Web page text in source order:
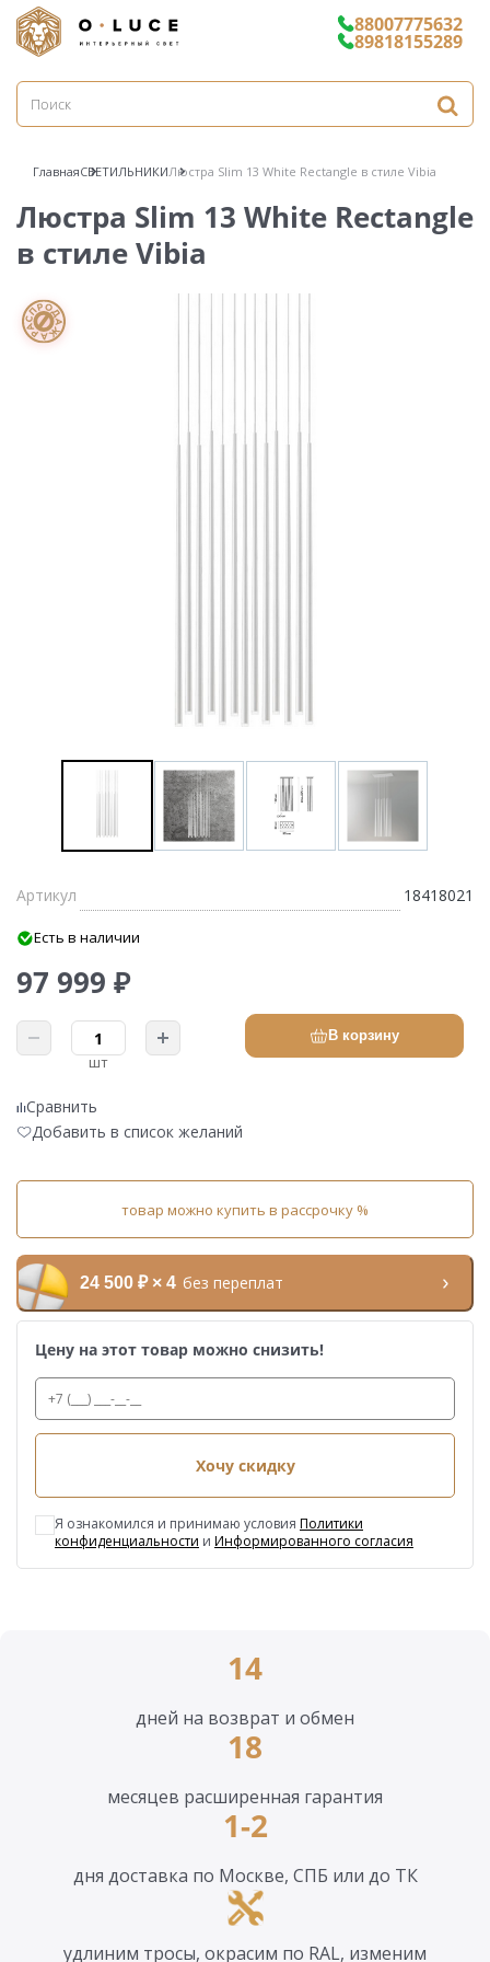
88007775632
89818155289
ГлавнаяСВЕТИЛЬНИКИЛюстра Slim 13 White Rectangle в стиле Vibia
Люстра Slim 13 White Rectangle
в стиле Vibia
Артикул 18418021
Есть в наличии
97 999 ₽
шт
В корзину
Сравнить
Добавить в список желаний
товар можно купить в рассрочку %
24 500 ₽ × 4 без переплат
Цену на этот товар можно снизить!
Хочу скидку
Я ознакомился и принимаю условия Политики
конфиденциальности и Информированного согласия
14
дней на возврат и обмен
18
месяцев расширенная гарантия
1-2
дня доставка по Москве, СПБ или до ТК
удлиним тросы, окрасим по RAL, изменим